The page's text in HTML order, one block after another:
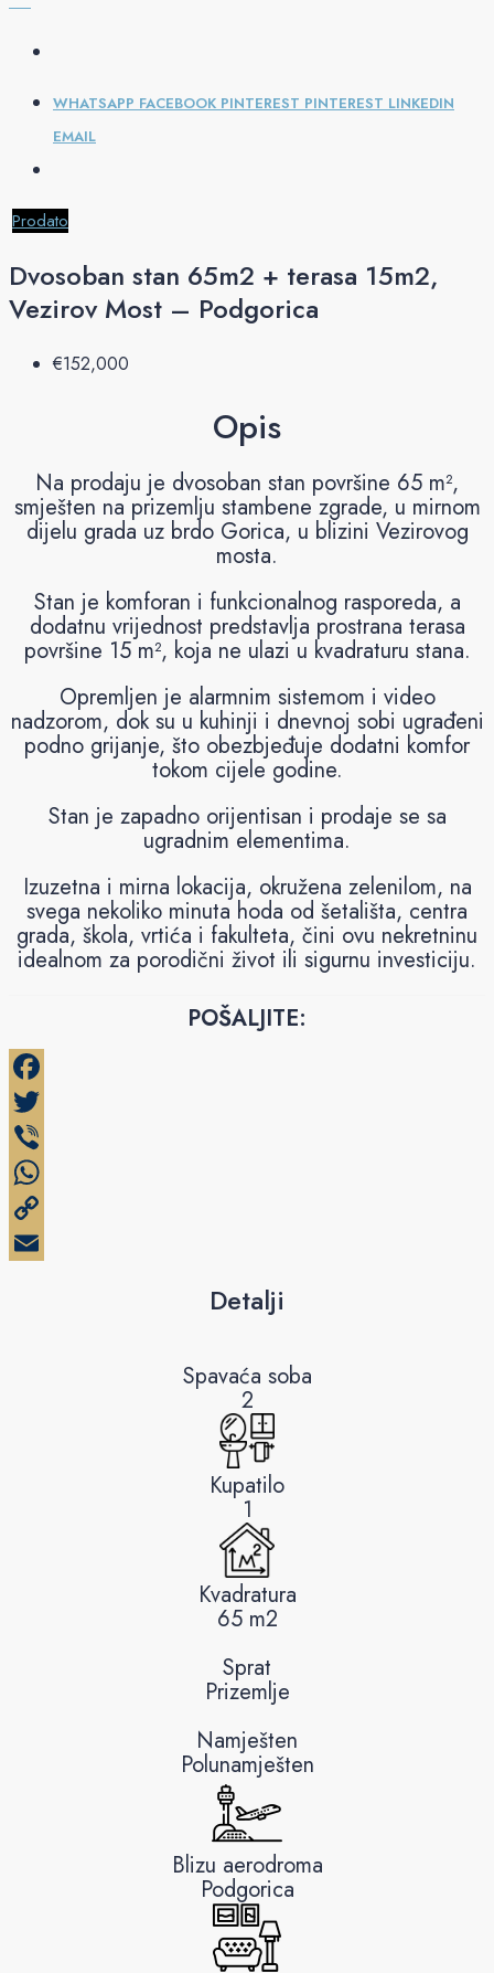
WHATSAPP FACEBOOK PINTEREST PINTEREST LINKEDIN
EMAIL
Prodato
Dvosoban stan 65m2 + terasa 15m2,
Vezirov Most – Podgorica
€‎152,000
Opis
Na prodaju je dvosoban stan površine 65 m²,
smješten na prizemlju stambene zgrade, u mirnom
dijelu grada uz brdo Gorica, u blizini Vezirovog
mosta.
Stan je komforan i funkcionalnog rasporeda, a
dodatnu vrijednost predstavlja prostrana terasa
površine 15 m², koja ne ulazi u kvadraturu stana.
Opremljen je alarmnim sistemom i video
nadzorom, dok su u kuhinji i dnevnoj sobi ugrađeni
podno grijanje, što obezbjeđuje dodatni komfor
tokom cijele godine.
Stan je zapadno orijentisan i prodaje se sa
ugradnim elementima.
Izuzetna i mirna lokacija, okružena zelenilom, na
svega nekoliko minuta hoda od šetališta, centra
grada, škola, vrtića i fakulteta, čini ovu nekretninu
idealnom za porodični život ili sigurnu investiciju.
POŠALJITE:
Detalji
Spavaća soba
2
Kupatilo
1
Kvadratura
65 m2
Sprat
Prizemlje
Namješten
Polunamješten
Blizu aerodroma
Podgorica